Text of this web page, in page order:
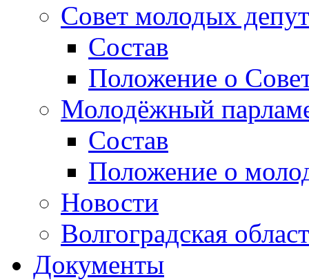
Совет молодых
Состав
Положение о
Молодёжный
Состав
Положение о
Новости
Волгоградская
Документы